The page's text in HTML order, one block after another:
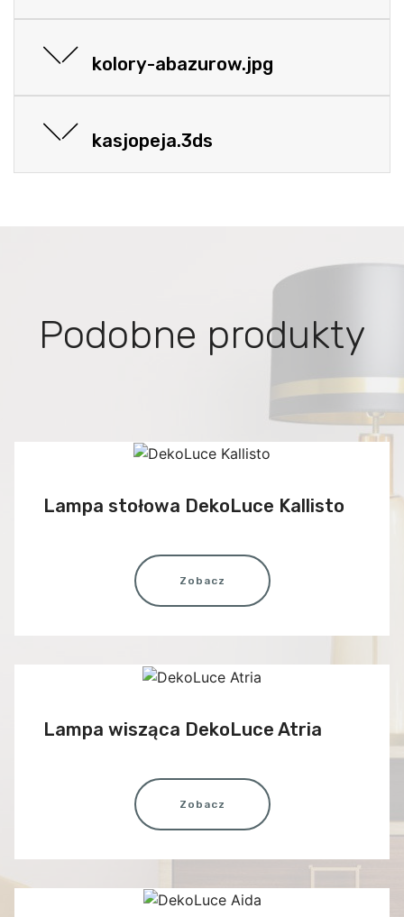
kolory-abazurow.jpg
kasjopeja.3ds
Podobne produkty
Lampa stołowa DekoLuce Kallisto
Zobacz
Lampa wisząca DekoLuce Atria
Zobacz